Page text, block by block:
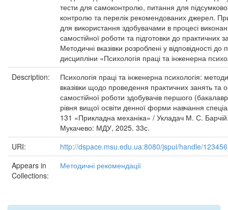
тести для самоконтролю, питання для
контролю та перелік рекомендованих джерел.
для використання здобувачами в процесі
самостійної роботи та підготовки до практичних
Методичні вказівки розроблені у відповідності до
дисципліни «Психологія праці та інженерна
Description:
Психологія праці та інженерна психологія:
вказівки щодо проведення практичних занять та
самостійної роботи здобувачів першого
рівня вищої освіти денної форми навчання
131 «Прикладна механіка» / Укладач М. С.
Мукачево: МДУ, 2025. 33с.
URI:
http://dspace.msu.edu.ua:8080/jspui/handle/
Appears in
Collections:
Методичні рекомендації